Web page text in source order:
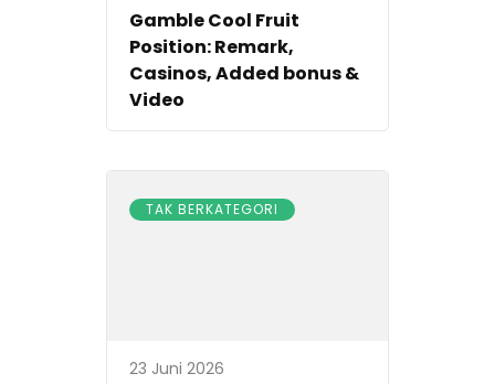
Gamble Cool Fruit
Position: Remark,
Casinos, Added bonus &
Video
TAK BERKATEGORI
23 Juni 2026